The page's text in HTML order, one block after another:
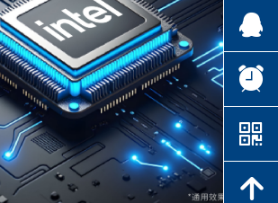
뀩
뀥
낃
녕